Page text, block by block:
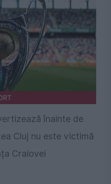
înainte de
Cluj nu este victimă
Craiovei